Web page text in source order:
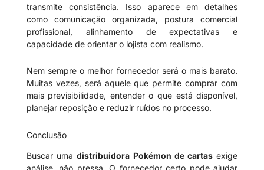
transmite consistência. Isso aparece em detalhes
como comunicação organizada, postura comercial
profissional, alinhamento de expectativas e
capacidade de orientar o lojista com realismo.
Nem sempre o melhor fornecedor será o mais barato.
Muitas vezes, será aquele que permite comprar com
mais previsibilidade, entender o que está disponível,
planejar reposição e reduzir ruídos no processo.
Conclusão
Buscar umadistribuidora Pokémon de cartas exige